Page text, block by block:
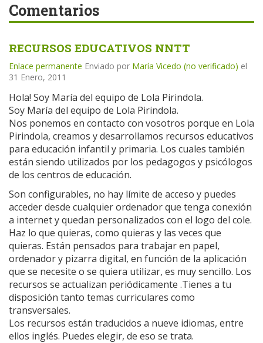
Comentarios
RECURSOS EDUCATIVOS NNTT
Enlace permanente Enviado por María Vicedo (no verificado) el
31 Enero, 2011
Hola! Soy María del equipo de Lola Pirindola.
Soy María del equipo de Lola Pirindola.
Nos ponemos en contacto con vosotros porque en Lola
Pirindola, creamos y desarrollamos recursos educativos
para educación infantil y primaria. Los cuales también
están siendo utilizados por los pedagogos y psicólogos
de los centros de educación.
Son configurables, no hay límite de acceso y puedes
acceder desde cualquier ordenador que tenga conexión
a internet y quedan personalizados con el logo del cole.
Haz lo que quieras, como quieras y las veces que
quieras. Están pensados para trabajar en papel,
ordenador y pizarra digital, en función de la aplicación
que se necesite o se quiera utilizar, es muy sencillo. Los
recursos se actualizan periódicamente .Tienes a tu
disposición tanto temas curriculares como
transversales.
Los recursos están traducidos a nueve idiomas, entre
ellos inglés. Puedes elegir, de eso se trata.